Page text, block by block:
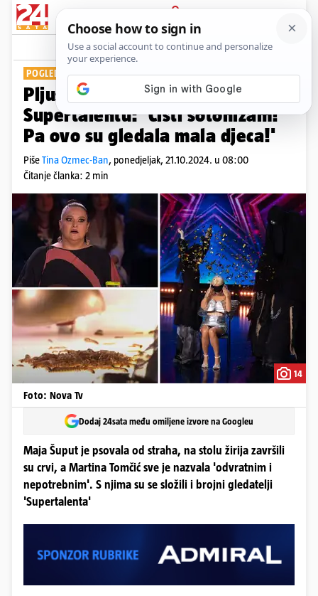
PRIJAVA
Show Komentari
POGLEDAJTE VIDEO
Pljušte kritike na ovu točku u
Supertalentu: 'Čisti sotonizam!
Pa ovo su gledala mala djeca!'
PišeTina Ozmec-Ban, ponedjeljak, 21.10.2024. u 08:00
Čitanje članka: 2 min
14
Foto: Nova Tv
Dodaj 24sata među omiljene izvore na Googleu
Maja Šuput je psovala od straha, na stolu žirija završili
su crvi, a Martina Tomčić sve je nazvala 'odvratnim i
nepotrebnim'. S njima su se složili i brojni gledatelji
'Supertalenta'